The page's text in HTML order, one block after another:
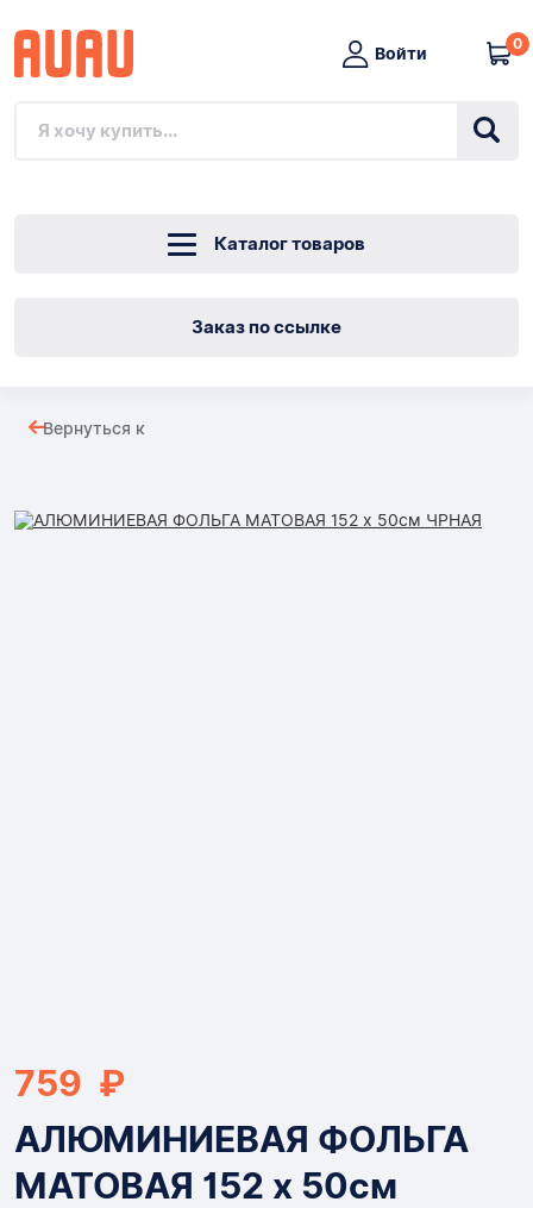
Войти
0
Каталог товаров
Заказ по ссылке
МАТОВАЯ
Вернуться к
759 ₽
АЛЮМИНИЕВАЯ ФОЛЬГА
МАТОВАЯ 152 x 50см